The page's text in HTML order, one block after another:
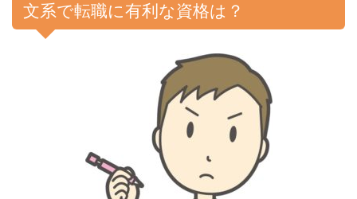
文系で転職に有利な資格は？